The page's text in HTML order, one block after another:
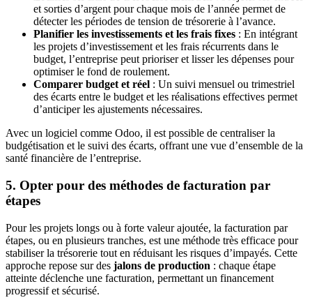
et sorties d’argent pour chaque mois de l’année permet de
détecter les périodes de tension de trésorerie à l’avance.
Planifier les investissements et les frais fixes : En intégrant
les projets d’investissement et les frais récurrents dans le
budget, l’entreprise peut prioriser et lisser les dépenses pour
optimiser le fond de roulement.
Comparer budget et réel : Un suivi mensuel ou trimestriel
des écarts entre le budget et les réalisations effectives permet
d’anticiper les ajustements nécessaires.
Avec un logiciel comme Odoo, il est possible de centraliser la
budgétisation et le suivi des écarts, offrant une vue d’ensemble de la
santé financière de l’entreprise.
5. Opter pour des méthodes de facturation par
étapes
Pour les projets longs ou à forte valeur ajoutée, la facturation par
étapes, ou en plusieurs tranches, est une méthode très efficace pour
stabiliser la trésorerie tout en réduisant les risques d’impayés. Cette
approche repose sur des jalons de production : chaque étape
atteinte déclenche une facturation, permettant un financement
progressif et sécurisé.